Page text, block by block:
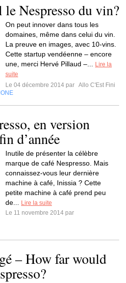
Nespresso du vin?
On peut innover dans tous les
domaines, même dans celui du vin.
La preuve en images, avec 10-vins.
Cette startup vendéenne – encore
une, merci Hervé Pillaud –...
Lire la
suite
Le 04 décembre 2014 par Allo C'Est Fini
en version
d’année
Inutile de présenter la célèbre
marque de café Nespresso. Mais
connaissez-vous leur dernière
machine à café, Inissia ? Cette
petite machine à café prend peu
de...
Lire la suite
Le 11 novembre 2014 par
– How far would